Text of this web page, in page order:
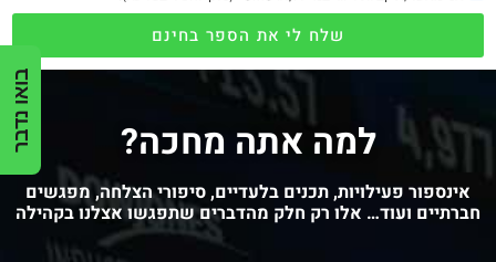
שלח לי את הספר בחינם
למה אתה מחכה?
אינספור פעילויות, תכנים בלעדיים, סיפורי הצלחה, מפגשים
חברתיים ועוד… אלו רק חלק מהדברים שתפגשו אצלנו בקהילה
בואו נדבר